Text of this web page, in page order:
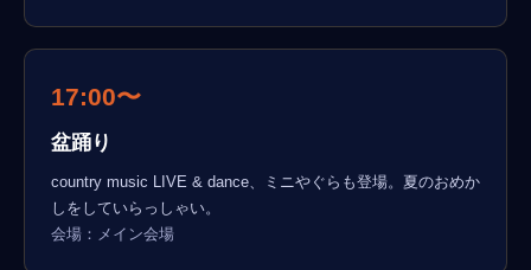
17:00〜
盆踊り
country music LIVE & dance、ミニやぐらも登場。夏のおめか
しをしていらっしゃい。
会場：メイン会場